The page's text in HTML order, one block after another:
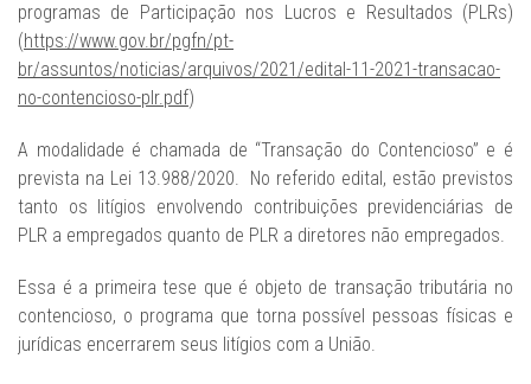
programas de Participação nos Lucros e Resultados (PLRs)
(https://www.gov.br/pgfn/pt-
br/assuntos/noticias/arquivos/2021/edital-11-2021-transacao-
no-contencioso-plr.pdf)
A modalidade é chamada de “Transação do Contencioso” e é
prevista na Lei 13.988/2020. No referido edital, estão previstos
tanto os litígios envolvendo contribuições previdenciárias de
PLR a empregados quanto de PLR a diretores não empregados.
Essa é a primeira tese que é objeto de transação tributária no
contencioso, o programa que torna possível pessoas físicas e
jurídicas encerrarem seus litígios com a União.